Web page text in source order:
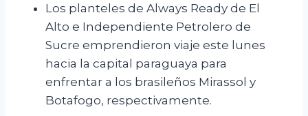
Los planteles de Always Ready de El
Alto e Independiente Petrolero de
Sucre emprendieron viaje este lunes
hacia la capital paraguaya para
enfrentar a los brasileños Mirassol y
Botafogo, respectivamente.